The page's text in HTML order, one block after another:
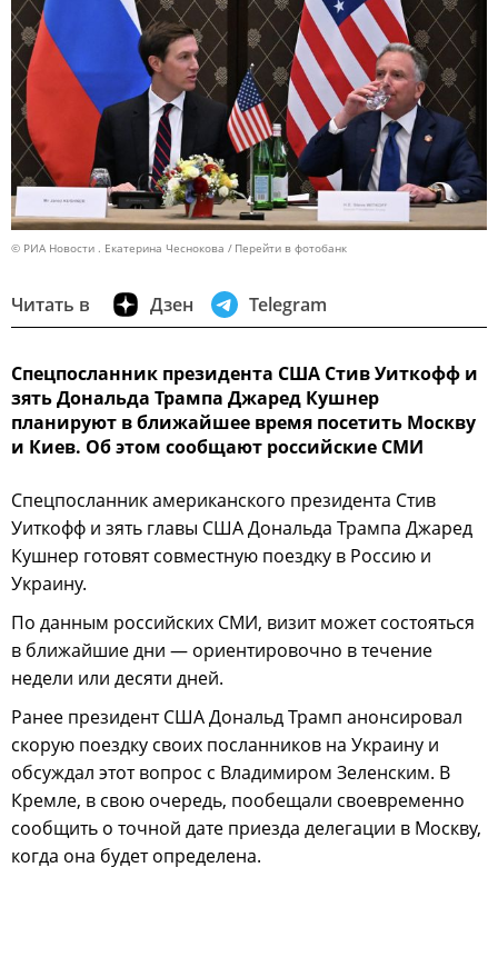
© РИА Новости . Екатерина Чеснокова Перейти в фотобанк
Читать в Дзен Telegram
Спецпосланник президента США Стив Уиткофф и
зять Дональда Трампа Джаред Кушнер
планируют в ближайшее время посетить Москву
и Киев. Об этом сообщают российские СМИ
Спецпосланник американского президента Стив
Уиткофф и зять главы США Дональда Трампа Джаред
Кушнер готовят совместную поездку в Россию и
Украину.
По данным российских СМИ, визит может состояться
в ближайшие дни — ориентировочно в течение
недели или десяти дней.
Ранее президент США Дональд Трамп анонсировал
скорую поездку своих посланников на Украину и
обсуждал этот вопрос с Владимиром Зеленским. В
Кремле, в свою очередь, пообещали своевременно
сообщить о точной дате приезда делегации в Москву,
когда она будет определена.